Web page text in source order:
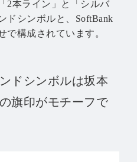
2本ライン」と「シルバ
ドシンボルと、 SoftBank
で構成されています。
ドシンボルは坂本
旗印がモチーフで